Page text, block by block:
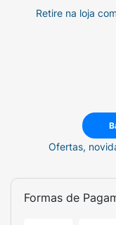
Retire na loja
Ofertas,
Formas de